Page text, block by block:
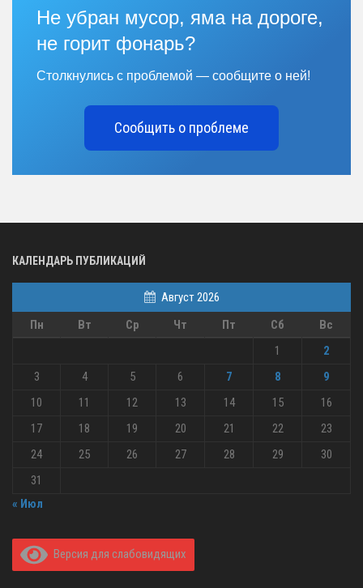
Не убран мусор, яма на дороге,
не горит фонарь?
Столкнулись с проблемой — сообщите о ней!
Сообщить о проблеме
КАЛЕНДАРЬ ПУБЛИКАЦИЙ
Август 2026
Пн
Вт Ср Чт Пт Сб
Вс
1
2
3
4 5 6 7 8
9
10
11 12 13 14 15
16
17
18 19 20 21 22
23
24
25 26 27 28 29
30
31
« Июл
Версия для слабовидящих